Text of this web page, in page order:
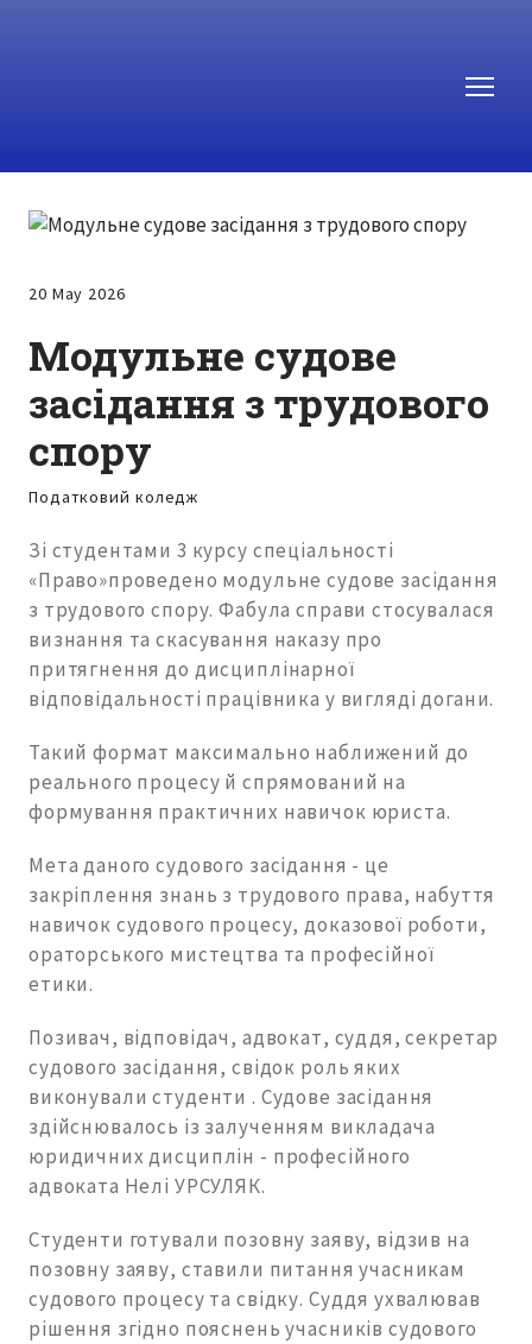
20 May 2026
Модульне судове
засідання з трудового
спору
Податковий коледж
Зі студентами 3 курсу спеціальності
«Право»проведено модульне судове засідання
з трудового спору. Фабула справи стосувалася
визнання та скасування наказу про
притягнення до дисциплінарної
відповідальності працівника у вигляді догани.
Такий формат максимально наближений до
реального процесу й спрямований на
формування практичних навичок юриста.
Мета даного судового засідання - це
закріплення знань з трудового права, набуття
навичок судового процесу, доказової роботи,
ораторського мистецтва та професійної
етики.
Позивач, відповідач, адвокат, суддя, секретар
судового засідання, свідок роль яких
виконували студенти . Судове засідання
здійснювалось із залученням викладача
юридичних дисциплін - професійного
адвоката Нелі УРСУЛЯК.
Студенти готували позовну заяву, відзив на
позовну заяву, ставили питання учасникам
судового процесу та свідку. Суддя ухвалював
рішення згідно пояснень учасників судового